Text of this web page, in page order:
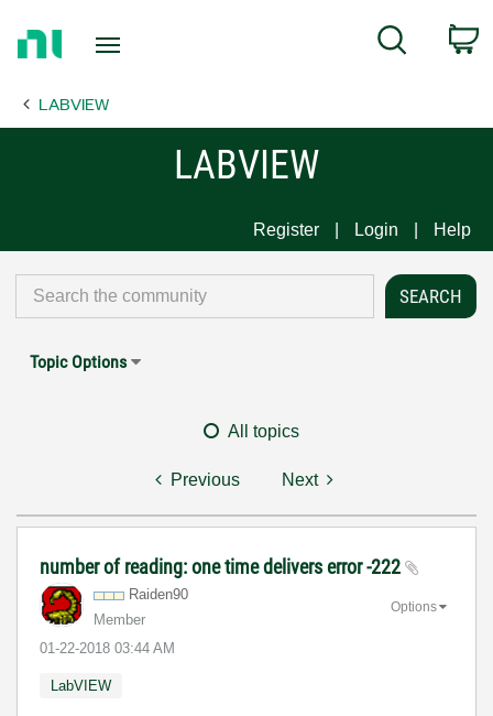
Page
Search
LABVIEW
LABVIEW
Register Login Help
Topic Options
All topics
Previous Next
number of reading: one time delivers error -222
Raiden90
Member
‎01-22-2018 03:44 AM
Options
LabVIEW